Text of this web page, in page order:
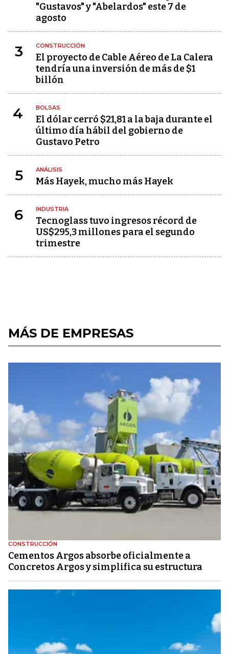
"Gustavos" y "Abelardos" este 7 de
agosto
3 CONSTRUCCIÓN
El proyecto de Cable Aéreo de La Calera
tendría una inversión de más de $1
billón
4 BOLSAS
El dólar cerró $21,81 a la baja durante el
último día hábil del gobierno de
Gustavo Petro
5 ANÁLISIS
Más Hayek, mucho más Hayek
6 INDUSTRIA
Tecnoglass tuvo ingresos récord de
US$295,3 millones para el segundo
trimestre
MÁS DE EMPRESAS
CONSTRUCCIÓN
Cementos Argos absorbe oficialmente a
Concretos Argos y simplifica su estructura